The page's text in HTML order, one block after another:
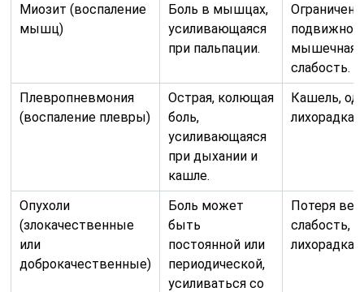
Миозит (воспаление
мышц)
Боль в мышцах,
усиливающаяся
при пальпации.
мышечная
слабость.
Плевропневмония
(воспаление плевры)
Острая, колющая
боль,
усиливающаяся
при дыхании и
кашле.
Кашель,
лихорадка.
Опухоли
(злокачественные
или
доброкачественные)
Боль может
быть
постоянной или
периодической,
усиливаться со
Потеря
слабость,
лихорадка.